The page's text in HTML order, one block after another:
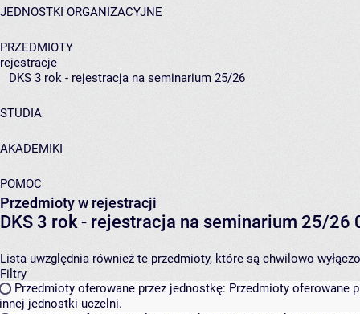
JEDNOSTKI ORGANIZACYJNE
PRZEDMIOTY
rejestracje
DKS 3 rok - rejestracja na seminarium 25/26
STUDIA
AKADEMIKI
POMOC
Przedmioty w rejestracji
DKS 3 rok - rejestracja na seminarium 25/26
Lista uwzględnia również te przedmioty, które są chwilowo
Filtry
Przedmioty oferowane przez jednostkę: Przedmioty oferowane
innej jednostki uczelni.